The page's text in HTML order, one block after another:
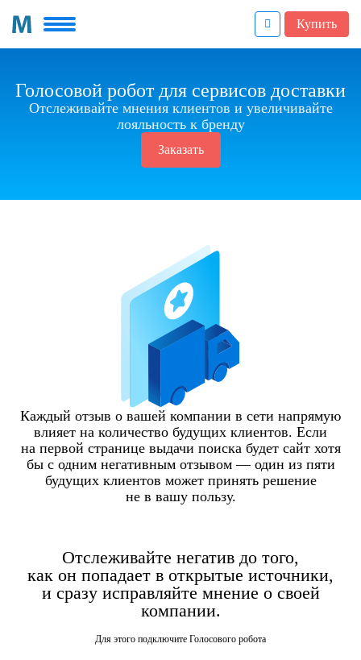
Купить
Голосовой робот для сервисов доставки
Отслеживайте мнения клиентов и увеличивайте
лояльность к бренду
Заказать
Каждый отзыв о вашей компании в сети напрямую
влияет на количество будущих клиентов. Если
на первой странице выдачи поиска будет сайт хотя
бы с одним негативным отзывом — один из пяти
будущих клиентов может принять решение
не в вашу пользу.
Отслеживайте негатив до того,
как он попадает в открытые источники,
и сразу исправляйте мнение о своей
компании.
Для этого подключите Голосового робота